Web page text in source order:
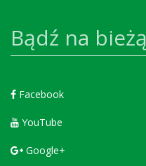
Bądź na
Facebook
YouTube
Google+